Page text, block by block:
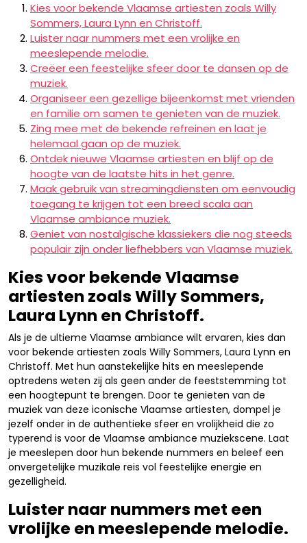
Kies voor bekende Vlaamse artiesten zoals Willy
Sommers, Laura Lynn en Christoff.
Luister naar nummers met een vrolijke en
meeslepende melodie.
Creëer een feestelijke sfeer door te dansen op de
muziek.
Organiseer een gezellige bijeenkomst met vrienden
en familie om samen te genieten van de muziek.
Zing mee met de bekende refreinen en laat je
helemaal gaan op de muziek.
Ontdek nieuwe Vlaamse artiesten en blijf op de
hoogte van de laatste hits in het genre.
Maak gebruik van streamingdiensten om eenvoudig
toegang te krijgen tot een breed scala aan
Vlaamse ambiance muziek.
Geniet van nostalgische klassiekers die nog steeds
populair zijn onder liefhebbers van Vlaamse muziek.
Kies voor bekende Vlaamse
artiesten zoals Willy Sommers,
Laura Lynn en Christoff.
Als je de ultieme Vlaamse ambiance wilt ervaren, kies dan
voor bekende artiesten zoals Willy Sommers, Laura Lynn en
Christoff. Met hun aanstekelijke hits en meeslepende
optredens weten zij als geen ander de feeststemming tot
een hoogtepunt te brengen. Door te genieten van de
muziek van deze iconische Vlaamse artiesten, dompel je
jezelf onder in de authentieke sfeer en vrolijkheid die zo
typerend is voor de Vlaamse ambiance muziekscene. Laat
je meeslepen door hun bekende nummers en beleef een
onvergetelijke muzikale reis vol feestelijke energie en
gezelligheid.
Luister naar nummers met een
vrolijke en meeslepende melodie.